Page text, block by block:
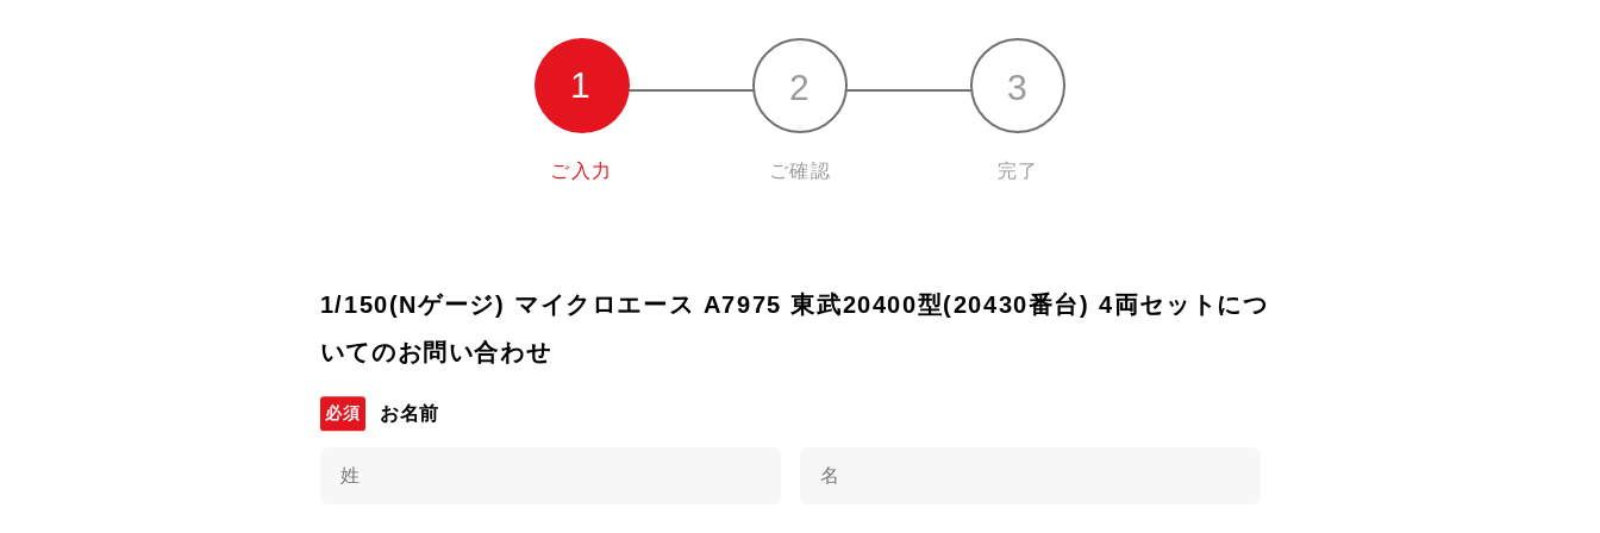
ご入力 ご確認 完了
1/150(Nゲージ) マイクロエース A7975 東武20400型(20430番台) 4両セットにつ
いてのお問い合わせ
お名前